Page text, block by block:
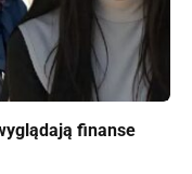
finanse